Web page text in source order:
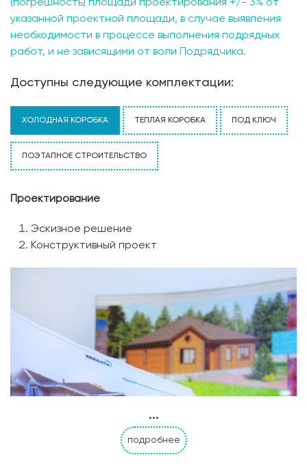
(погрешность) площади проектирования +/- 3% от
указанной проектной площади, в случае выявления
необходимости в процессе выполнения подрядных
работ, и не зависящими от воли Подрядчика.
Доступны следующие комплектации:
ХОЛОДНАЯ КОРОБКА ТЕПЛАЯ КОРОБКА ПОД КЛЮЧ
ПОЭТАПНОЕ СТРОИТЕЛЬСТВО
Проектирование
Эскизное решение
Конструктивный проект
...
подробнее